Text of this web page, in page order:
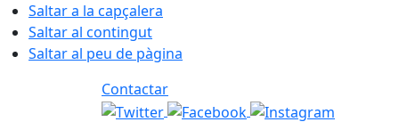
Saltar a la capçalera
Saltar al contingut
Saltar al peu de pàgina
Contactar